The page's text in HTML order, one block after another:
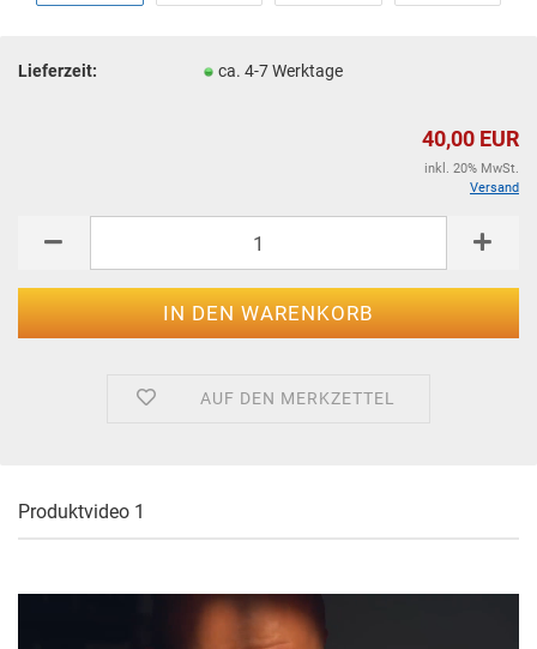
Lieferzeit: ca. 4-7 Werktage
40,00 EUR
inkl. 20% MwSt.
Versand
AUF DEN MERKZETTEL
Produktvideo 1